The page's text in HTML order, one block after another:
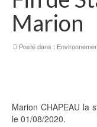
Marion
Posté dans :
Marion CHAPEAU la
le 01/08/2020.